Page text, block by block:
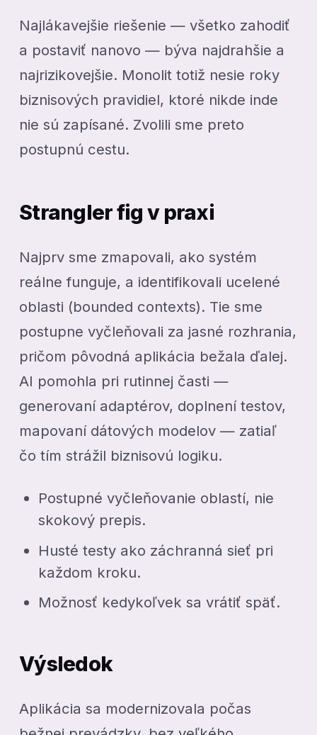
Najlákavejšie riešenie — všetko zahodiť
a postaviť nanovo — býva najdrahšie a
najrizikovejšie. Monolit totiž nesie roky
biznisových pravidiel, ktoré nikde inde
nie sú zapísané. Zvolili sme preto
postupnú cestu.
Strangler fig v praxi
Najprv sme zmapovali, ako systém
reálne funguje, a identifikovali ucelené
oblasti (bounded contexts). Tie sme
postupne vyčleňovali za jasné rozhrania,
pričom pôvodná aplikácia bežala ďalej.
AI pomohla pri rutinnej časti —
generovaní adaptérov, doplnení testov,
mapovaní dátových modelov — zatiaľ
čo tím strážil biznisovú logiku.
Postupné vyčleňovanie oblastí, nie
skokový prepis.
Husté testy ako záchranná sieť pri
každom kroku.
Možnosť kedykoľvek sa vrátiť späť.
Výsledok
Aplikácia sa modernizovala počas